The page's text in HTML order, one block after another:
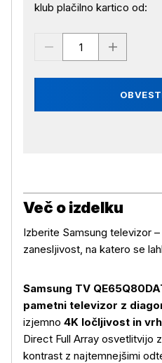
klub plačilno kartico od:
Več o izdelku
Izberite Samsung televizor
zanesljivost, na katero se
Samsung TV
pametni televizor z
izjemno 4K ločljivost in
Direct Full Array osvetlitvijo
kontrast z najtemnejšimi